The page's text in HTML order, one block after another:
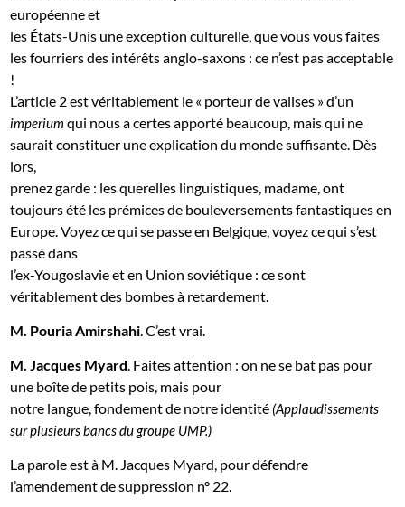
européenne et
les États-Unis une exception culturelle, que vous vous faites
les fourriers des intérêts anglo-saxons : ce n’est pas acceptable
!
L’article 2 est véritablement le « porteur de valises » d’un
imperium qui nous a certes apporté beaucoup, mais qui ne
saurait constituer une explication du monde suffisante. Dès
lors,
prenez garde : les querelles linguistiques, madame, ont
toujours été les prémices de bouleversements fantastiques en
Europe. Voyez ce qui se passe en Belgique, voyez ce qui s’est
passé dans
l’ex-Yougoslavie et en Union soviétique : ce sont
véritablement des bombes à retardement.
M. Pouria Amirshahi. C’est vrai.
M. Jacques Myard. Faites attention : on ne se bat pas pour
une boîte de petits pois, mais pour
notre langue, fondement de notre identité (Applaudissements
surplusieurs bancs du groupe UMP.)
La parole est à M. Jacques Myard, pour défendre
l’amendement de suppression n° 22.